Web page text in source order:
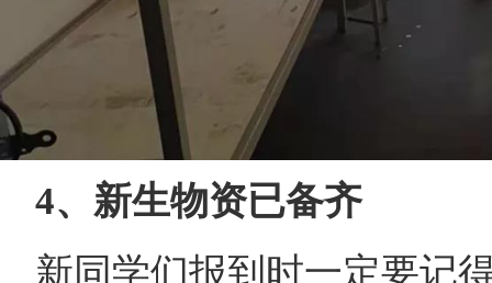
4、新生物资已备齐
新同学们报到时一定要记